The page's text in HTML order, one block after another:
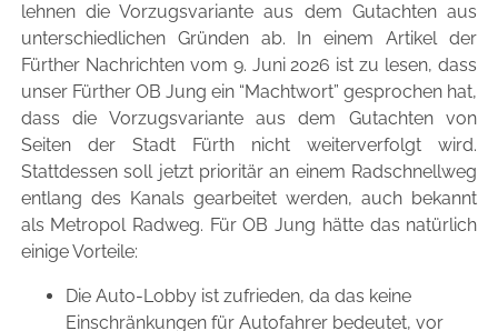
lehnen die Vorzugsvariante aus dem Gutachten aus
unterschiedlichen Gründen ab. In einem Artikel der
Fürther Nachrichten vom 9. Juni 2026 ist zu lesen, dass
unser Fürther OB Jung ein “Machtwort” gesprochen hat,
dass die Vorzugsvariante aus dem Gutachten von
Seiten der Stadt Fürth nicht weiterverfolgt wird.
Stattdessen soll jetzt prioritär an einem Radschnellweg
entlang des Kanals gearbeitet werden, auch bekannt
als Metropol Radweg. Für OB Jung hätte das natürlich
einige Vorteile:
Die Auto-Lobby ist zufrieden, da das keine
Einschränkungen für Autofahrer bedeutet, vor